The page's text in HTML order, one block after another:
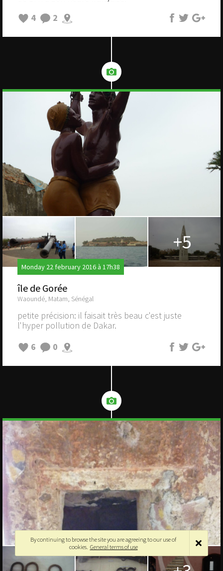
4
2
+5
Monday 22 february 2016 à 17h38
île de Gorée
Waoundé, Matam, Sénégal
petite précision: il faisait très beau c'est juste
l'hyper pollution de Dakar.
6
0
By continuing to browse the site you are agreeing to our use of
cookies. General terms of use